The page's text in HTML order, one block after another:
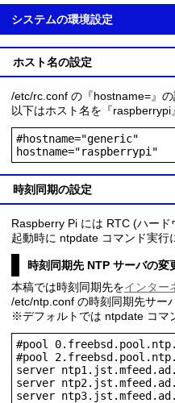
システムの環境設定
ホスト名の設定
/etc/rc.conf の『hostname=』の
以下はホスト名を『raspberrypi
#hostname="generic"
hostname="raspberrypi"
時刻同期の設定
Raspberry Pi には RTC (ハード
起動時に ntpdate コマンド実行
時刻同期先 NTP サーバの変
本稿では時刻同期先をインター
/etc/ntp.conf の時刻同期先サー
※デフォルトでは ntpdate コマ
#pool
#pool
server
server
server